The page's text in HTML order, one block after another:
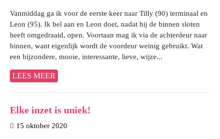
Vanmiddag ga ik voor de eerste keer naar Tilly (90) terminaal en
Leon (95). Ik bel aan en Leon doet, nadat hij de binnen sloten
heeft omgedraaid, open. Voortaan mag ik via de achterdeur naar
binnen, want eigenlijk wordt de voordeur weinig gebruikt. Wat
een bijzondere, mooie, interessante, lieve, wijze...
LEES MEER
Elke inzet is uniek!
15 oktober 2020